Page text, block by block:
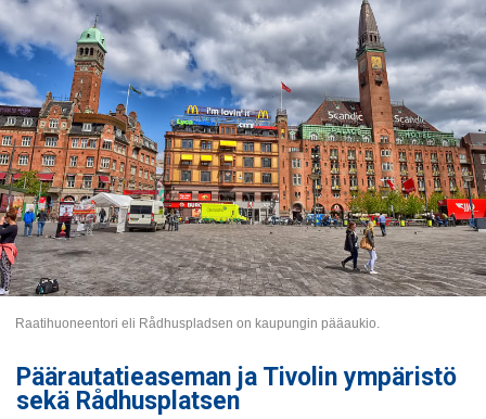
Raatihuoneentori eli Rådhuspladsen on kaupungin pääaukio.
Päärautatieaseman ja Tivolin ympäristö
sekä Rådhusplatsen